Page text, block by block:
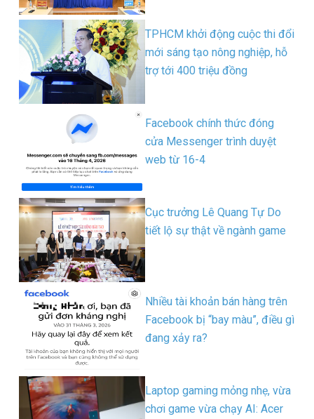
TPHCM khởi động cuộc thi đổi
mới sáng tạo nông nghiệp, hỗ
trợ tới 400 triệu đồng
Facebook chính thức đóng
cửa Messenger trình duyệt
web từ 16-4
Cục trưởng Lê Quang Tự Do
tiết lộ sự thật về ngành game
Nhiều tài khoản bán hàng trên
Facebook bị “bay màu”, điều gì
đang xảy ra?
Laptop gaming mỏng nhẹ, vừa
chơi game vừa chạy AI: Acer